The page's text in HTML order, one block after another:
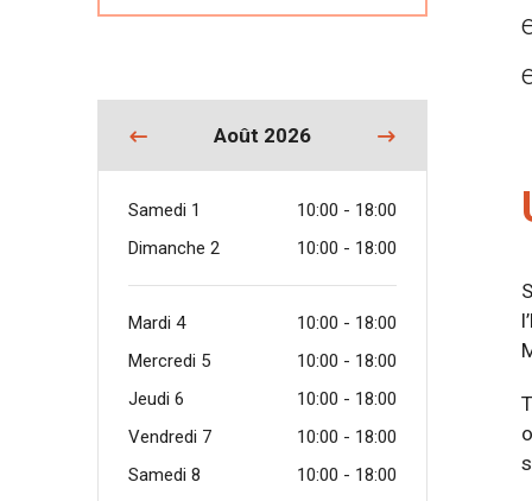
Août 2026
Samedi 1
10:00 - 18:00
Dimanche 2
10:00 - 18:00
Mardi 4
10:00 - 18:00
Mercredi 5
10:00 - 18:00
Jeudi 6
10:00 - 18:00
Vendredi 7
10:00 - 18:00
Samedi 8
10:00 - 18:00